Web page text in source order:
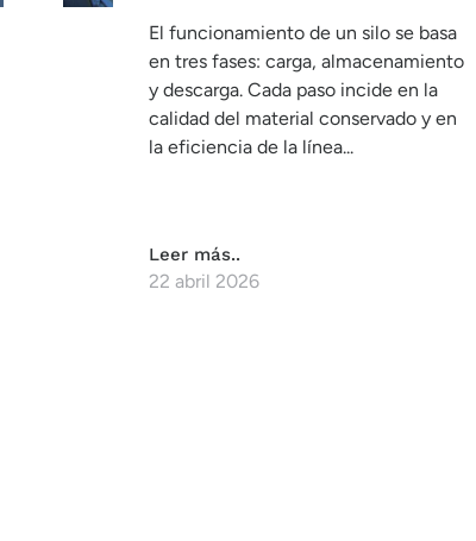
El funcionamiento de un silo se basa
en tres fases: carga, almacenamiento
y descarga. Cada paso incide en la
calidad del material conservado y en
la eficiencia de la línea...
Leer más..
22 abril 2026